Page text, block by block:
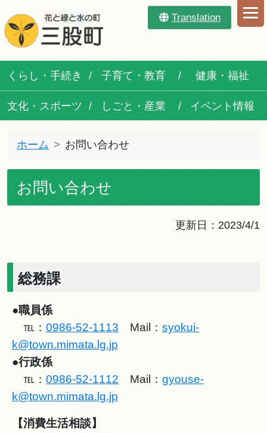
Translation
くらし・手続き 子育て・教育 健康・福祉
文化・スポーツ しごと・産業 イベント情報
ホーム お問い合わせ
お問い合わせ
更新日：2023/4/1
総務課
●職員係
℡： 0986-52-1113 Mail： syokui-
k@town.mimata.lg.jp
●行政係
℡： 0986-52-1112 Mail： gyouse-
k@town.mimata.lg.jp
【消費生活相談】